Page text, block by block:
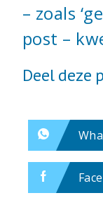
– zoals
post –
Deel deze